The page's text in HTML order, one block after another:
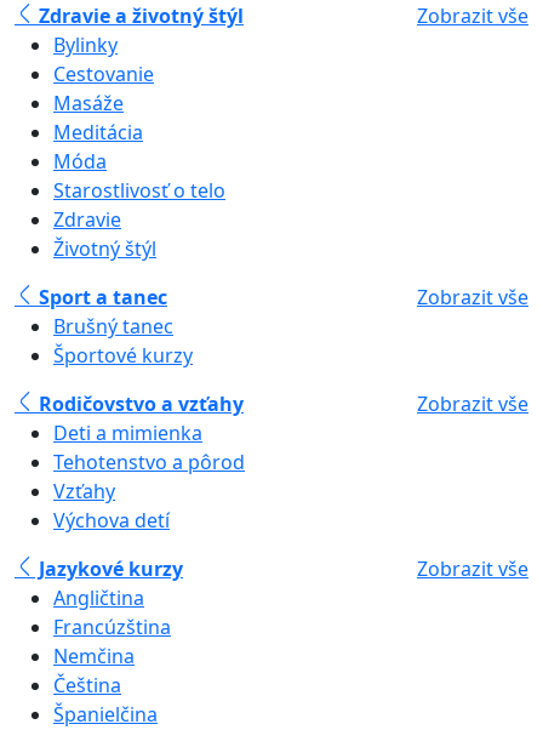
Zdravie a životný štýl
Zobrazit vše
Bylinky
Cestovanie
Masáže
Meditácia
Móda
Starostlivosť o telo
Zdravie
Životný štýl
Sport a tanec
Zobrazit vše
Brušný tanec
Športové kurzy
Rodičovstvo a vzťahy
Zobrazit vše
Deti a mimienka
Tehotenstvo a pôrod
Vzťahy
Výchova detí
Jazykové kurzy
Zobrazit vše
Angličtina
Francúzština
Nemčina
Čeština
Španielčina